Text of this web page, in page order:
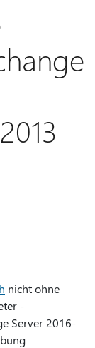
nicht ohne
-
Server 2016-